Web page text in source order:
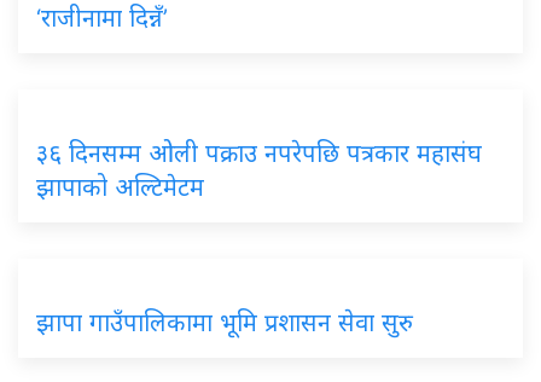
‘राजीनामा दिन्नँ’
३६ दिनसम्म ओली पक्राउ नपरेपछि पत्रकार महासंघ
झापाको अल्टिमेटम
झापा गाउँपालिकामा भूमि प्रशासन सेवा सुरु